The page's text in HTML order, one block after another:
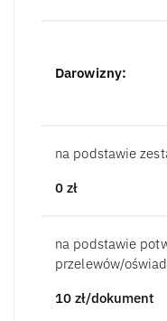
Darowizny:
na podstawie
0zł
na podstawie
przelewów/
10zł/dokument